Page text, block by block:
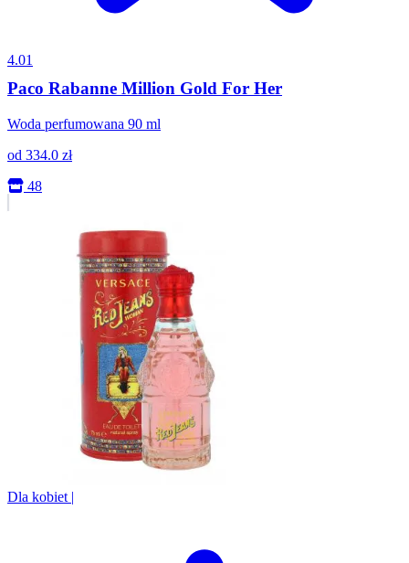
4.01
Paco Rabanne Million Gold For Her
Woda perfumowana 90 ml
od 334.0 zł
48
Dla kobiet |